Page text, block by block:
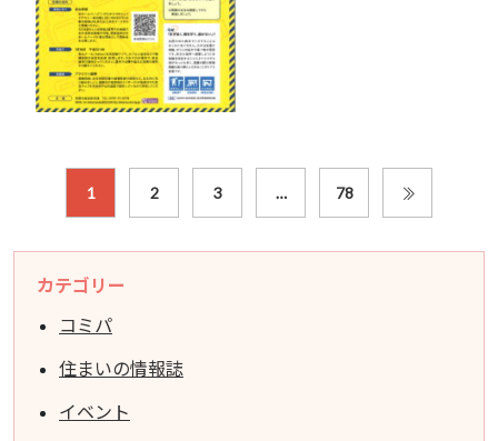
1 2 3 … 78
カテゴリー
コミパ
住まいの情報誌
イベント